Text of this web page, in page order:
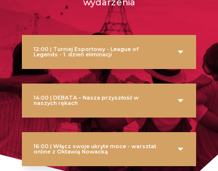
12:00 | Turniej Esportowy - League of
Legends - 1. dzień eliminacji
14:00 | DEBATA – Nasza przyszłość w
naszych rękach
16:00 | Włącz swoje ukryte moce - warsztat
online z Oktawią Nowacką